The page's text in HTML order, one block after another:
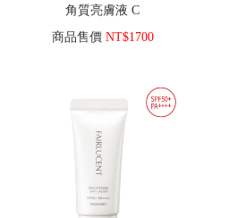
角質亮膚液 C
商品售價NT$1700